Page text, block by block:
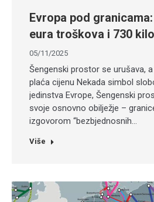
Evropa pod
eura troškova i 730
05/11/2025
Šengenski prostor se urušava,
plaća cijenu Nekada simbol
jedinstva Evrope, Šengenski
svoje osnovno obilježje –
izgovorom “bezbjednosnih…
Više